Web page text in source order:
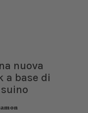
nuova
a base di